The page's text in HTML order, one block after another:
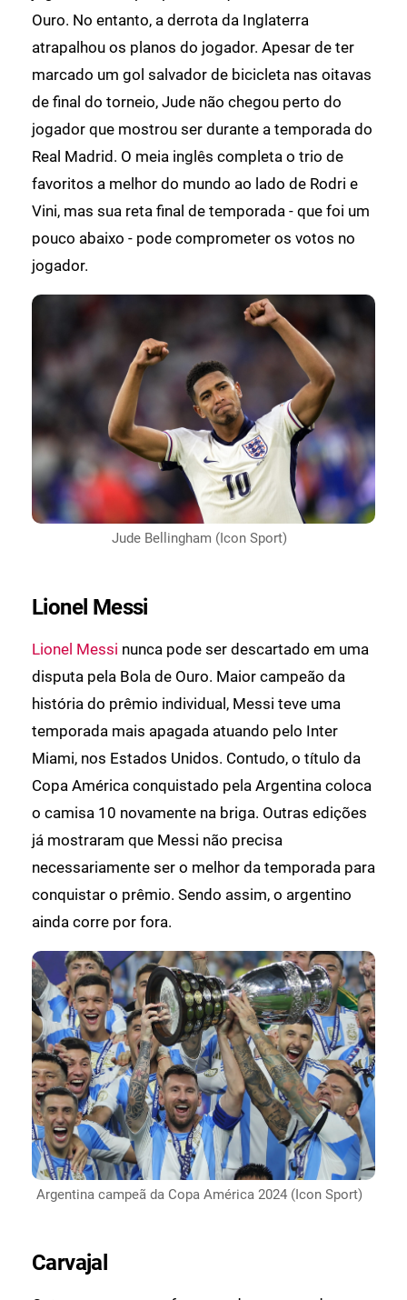
Ouro. No entanto, a derrota da Inglaterra
atrapalhou os planos do jogador. Apesar de ter
marcado um gol salvador de bicicleta nas oitavas
de final do torneio, Jude não chegou perto do
jogador que mostrou ser durante a temporada do
Real Madrid. O meia inglês completa o trio de
favoritos a melhor do mundo ao lado de Rodri e
Vini, mas sua reta final de temporada - que foi um
pouco abaixo - pode comprometer os votos no
jogador.
Jude Bellingham (Icon Sport)
Lionel Messi
Lionel Messi nunca pode ser descartado em uma
disputa pela Bola de Ouro. Maior campeão da
história do prêmio individual, Messi teve uma
temporada mais apagada atuando pelo Inter
Miami, nos Estados Unidos. Contudo, o título da
Copa América conquistado pela Argentina coloca
o camisa 10 novamente na briga. Outras edições
já mostraram que Messi não precisa
necessariamente ser o melhor da temporada para
conquistar o prêmio. Sendo assim, o argentino
ainda corre por fora.
Argentina campeã da Copa América 2024 (Icon Sport)
Carvajal